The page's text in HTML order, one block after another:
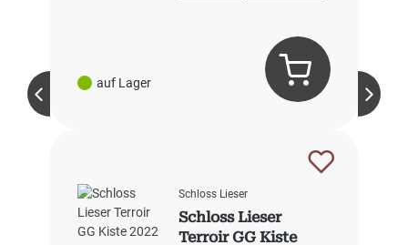
auf Lager
Schloss Lieser
Schloss Lieser
Terroir GG Kiste